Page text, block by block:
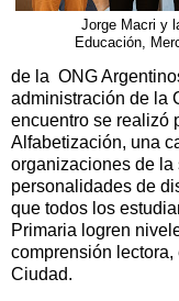
Jorge Macri y
Educación,
de la ONG
administración de la
encuentro se realizó
Alfabetización, una
organizaciones de
personalidades de
que todos los
Primaria logren
comprensión
Ciudad.